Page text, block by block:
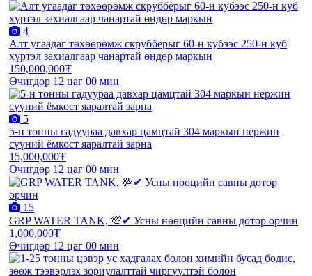
4
Алт угаадаг төхөөрөмж скрубберыг 60-н кубээс 250-н куб
хүртэл захиалгаар чанартай өндөр маркын
150,000,000₮
Өчигдөр 12 цаг 00 мин
5
5-н тонны гадуураа давхар цамцтай 304 маркын нержин
сүүний ёмкост яаралтай зарна
15,000,000₮
Өчигдөр 12 цаг 00 мин
15
GRP WATER TANK, 💯✔ Усны нөөцийн савны дотор орчин
1,000,000₮
Өчигдөр 12 цаг 00 мин